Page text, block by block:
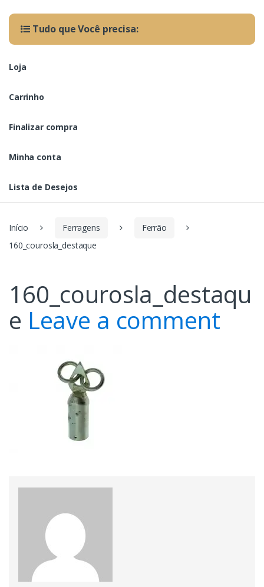
Tudo que Você precisa:
Loja
Carrinho
Finalizar compra
Minha conta
Lista de Desejos
Início Ferragens
Ferrão
160_courosla_destaque
160_courosla_destaqu
e Leave a comment